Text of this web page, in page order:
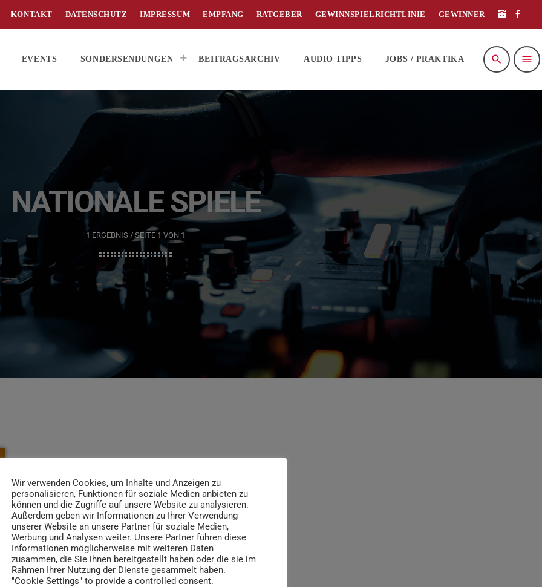
KONTAKT DATENSCHUTZ IMPRESSUM EMPFANG RATGEBER GEWINNSPIELRICHTLINIE GEWINNER
EVENTS SONDERSENDUNGEN BEITRAGSARCHIV AUDIO TIPPS JOBS / PRAKTIKA search menu
NATIONALE SPIELE
1 ERGEBNIS / SEITE 1 VON 1
Wir verwenden Cookies, um Inhalte und Anzeigen zu
personalisieren, Funktionen für soziale Medien anbieten zu
können und die Zugriffe auf unsere Website zu analysieren.
Außerdem geben wir Informationen zu Ihrer Verwendung
unserer Website an unsere Partner für soziale Medien,
Werbung und Analysen weiter. Unsere Partner führen diese
Informationen möglicherweise mit weiteren Daten
zusammen, die Sie ihnen bereitgestellt haben oder die sie im
Rahmen Ihrer Nutzung der Dienste gesammelt haben.
"Cookie Settings" to provide a controlled consent.